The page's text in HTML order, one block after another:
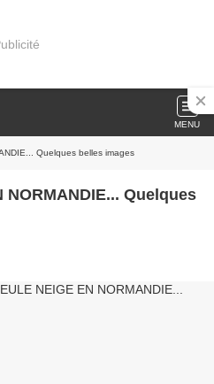
MENU
Quelques belles images
NORMANDIE... Quelques